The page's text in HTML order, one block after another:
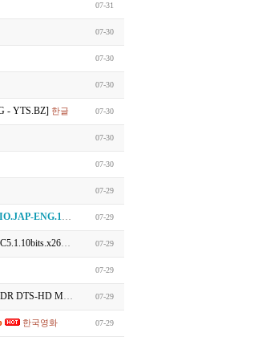
07-31
07-30
07-30
07-30
- YTS.BZ] 한글 07-30
07-30
07-30
07-29
PSA 07-29
Rapta 한글
07-29
07-29
HD MA 5.1 r00t 한글
07-29
한국영화 07-29